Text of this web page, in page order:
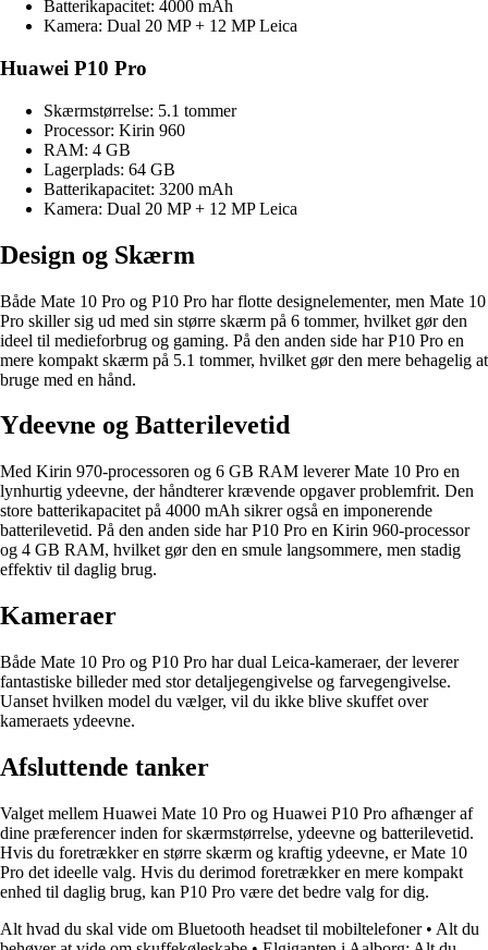
Batterikapacitet: 4000 mAh
Kamera: Dual 20 MP + 12 MP Leica
Huawei P10 Pro
Skærmstørrelse: 5.1 tommer
Processor: Kirin 960
RAM: 4 GB
Lagerplads: 64 GB
Batterikapacitet: 3200 mAh
Kamera: Dual 20 MP + 12 MP Leica
Design og Skærm
Både Mate 10 Pro og P10 Pro har flotte designelementer, men Mate 10
Pro skiller sig ud med sin større skærm på 6 tommer, hvilket gør den
ideel til medieforbrug og gaming. På den anden side har P10 Pro en
mere kompakt skærm på 5.1 tommer, hvilket gør den mere behagelig at
bruge med en hånd.
Ydeevne og Batterilevetid
Med Kirin 970-processoren og 6 GB RAM leverer Mate 10 Pro en
lynhurtig ydeevne, der håndterer krævende opgaver problemfrit. Den
store batterikapacitet på 4000 mAh sikrer også en imponerende
batterilevetid. På den anden side har P10 Pro en Kirin 960-processor
og 4 GB RAM, hvilket gør den en smule langsommere, men stadig
effektiv til daglig brug.
Kameraer
Både Mate 10 Pro og P10 Pro har dual Leica-kameraer, der leverer
fantastiske billeder med stor detaljegengivelse og farvegengivelse.
Uanset hvilken model du vælger, vil du ikke blive skuffet over
kameraets ydeevne.
Afsluttende tanker
Valget mellem Huawei Mate 10 Pro og Huawei P10 Pro afhænger af
dine præferencer inden for skærmstørrelse, ydeevne og batterilevetid.
Hvis du foretrækker en større skærm og kraftig ydeevne, er Mate 10
Pro det ideelle valg. Hvis du derimod foretrækker en mere kompakt
enhed til daglig brug, kan P10 Pro være det bedre valg for dig.
Alt hvad du skal vide om Bluetooth headset til mobiltelefoner• Alt du